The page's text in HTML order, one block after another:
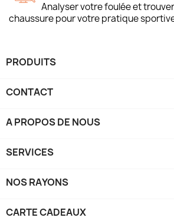
Analyser votre foulée et
chaussure pour votre pratique
PRODUITS
CONTACT
A PROPOS DE NOUS
SERVICES
NOS RAYONS
CARTE CADEAUX